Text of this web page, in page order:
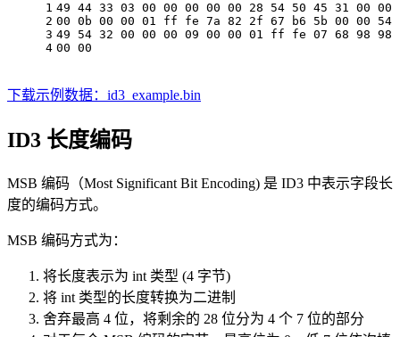
1
2
3
4
49 44 33 03 00 00 00 00 00 28 54 50 45 31 00
00 0b 00 00 01 ff fe 7a 82 2f 67 b6 5b 00
49 54 32 00 00 00 09 00 00 01 ff fe 07 68
00 00
下载示例数据：id3_example.bin
ID3 长度编码
MSB 编码（Most Significant Bit Encoding) 是 ID3 中表示字段长
度的编码方式。
MSB 编码方式为：
将长度表示为 int 类型 (4 字节)
将 int 类型的长度转换为二进制
舍弃最高 4 位，将剩余的 28 位分为 4 个 7 位的部分